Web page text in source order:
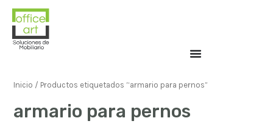
Inicio / Productos etiquetados “armario para pernos”
armario para pernos